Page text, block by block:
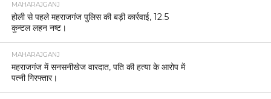
MAHARAJGANJ
होली से पहले महराजगंज पुलिस की बड़ी कार्रवाई, 12.5
कुन्टल लहन नष्ट।
MAHARAJGANJ
महराजगंज में सनसनीखेज वारदात, पति की हत्या के आरोप में
पत्नी गिरफ्तार।